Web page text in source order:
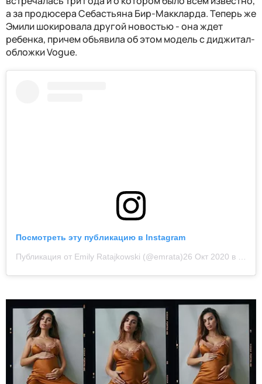
а за продюсера Себастьяна Бир-Маккларда. Теперь же
Эмили шокировала другой новостью - она ждет
ребенка, причем объявила об этом модель с диджитал-
обложки Vogue.
Посмотреть эту публикацию в Instagram
Публикация от Emily Ratajkowski (@emrata)26 Окт 2020 в 12:03 PDT